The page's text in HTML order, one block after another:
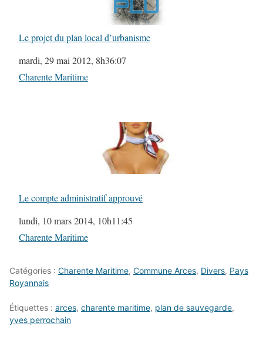
Le projet du plan local d’urbanisme
Date
mardi, 29 mai 2012, 8h36:07
Par rapport à
Charente Maritime
Le compte administratif approuvé
Date
lundi, 10 mars 2014, 10h11:45
Par rapport à
Charente Maritime
Catégories : Charente Maritime, Commune Arces, Divers, Pays
Royannais
Étiquettes : arces, charente maritime, plan de sauvegarde,
yves perrochain